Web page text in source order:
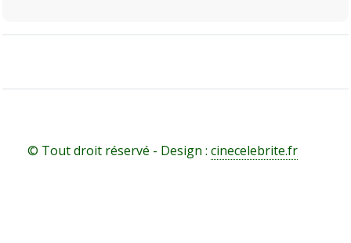
© Tout droit réservé - Design :cinecelebrite.fr